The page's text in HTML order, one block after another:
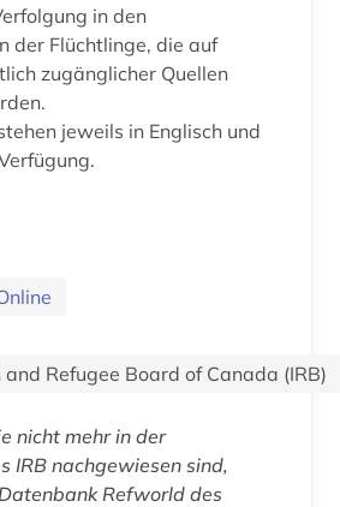
in den
der Flüchtlinge, die auf
zugänglicher Quellen
jeweils in Englisch und
Refugee Board of Canada (IRB)
nicht mehr in der
IRB nachgewiesen sind,
Refworld des